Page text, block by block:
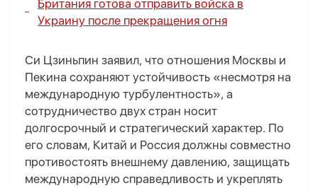
Британия готова отправить войска в
Украину после прекращения огня
Си Цзиньпин заявил, что отношения Москвы и
Пекина сохраняют устойчивость «несмотря на
международную турбулентность», а
сотрудничество двух стран носит
долгосрочный и стратегический характер. По
его словам, Китай и Россия должны совместно
противостоять внешнему давлению, защищать
международную справедливость и укреплять